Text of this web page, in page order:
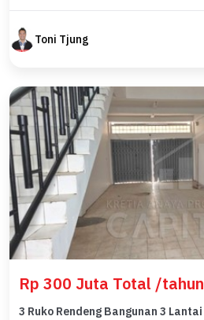
Toni Tjung
Rp 300 Juta Total /tahun